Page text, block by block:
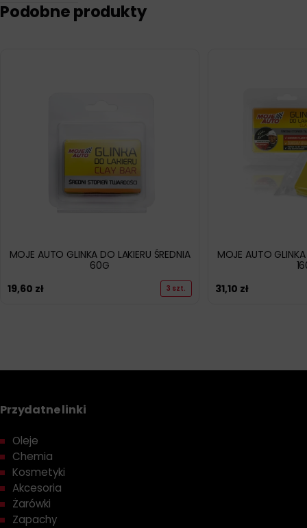
Podobne produkty
MOJE AUTO GLINKA DO LAKIERU ŚREDNIA
60G
19,60 zł 3 szt.
MOJE AUTO GLINKA
31,10 zł
Przydatne linki
Oleje
Chemia
Kosmetyki
Akcesoria
Żarówki
Zapachy